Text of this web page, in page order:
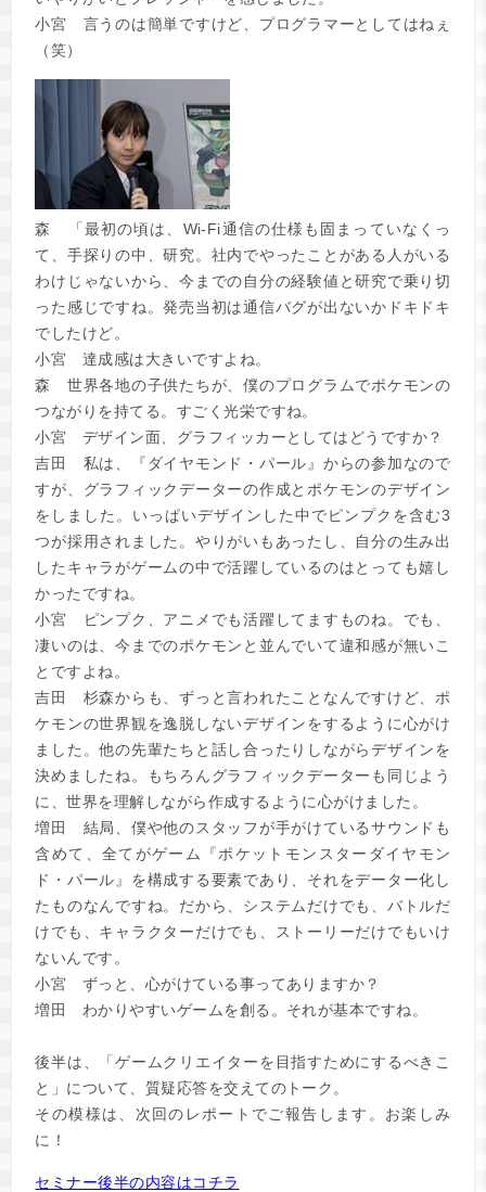
小宮 言うのは簡単ですけど、プログラマーとしてはねぇ
（笑）
森
「最初の頃は、Wi-Fi通信の仕様も固まっていなくっ
て、手探りの中、研究。社内でやったことがある人がいる
わけじゃないから、今までの自分の経験値と研究で乗り切
った感じですね。発売当初は通信バグが出ないかドキドキ
でしたけど。
小宮 達成感は大きいですよね。
森 世界各地の子供たちが、僕のプログラムでポケモンの
つながりを持てる。すごく光栄ですね。
小宮 デザイン面、グラフィッカーとしてはどうですか？
吉田 私は、『ダイヤモンド・パール』からの参加なので
すが、グラフィックデーターの作成とポケモンのデザイン
をしました。いっぱいデザインした中でピンプクを含む3
つが採用されました。やりがいもあったし、自分の生み出
したキャラがゲームの中で活躍しているのはとっても嬉し
かったですね。
小宮
ピンプク、アニメでも活躍してますものね。でも、
凄いのは、今までのポケモンと並んでいて違和感が無いこ
とですよね。
吉田 杉森からも、ずっと言われたことなんですけど、ポ
ケモンの世界観を逸脱しないデザインをするように心がけ
ました。他の先輩たちと話し合ったりしながらデザインを
決めましたね。もちろんグラフィックデーターも同じよう
に、世界を理解しながら作成するように心がけました。
増田 結局、僕や他のスタッフが手がけているサウンドも
含めて、全てがゲーム『ポケットモンスターダイヤモン
ド・パール』を構成する要素であり、それをデーター化し
たものなんですね。だから、システムだけでも、バトルだ
けでも、キャラクターだけでも、ストーリーだけでもいけ
ないんです。
小宮 ずっと、心がけている事ってありますか？
増田 わかりやすいゲームを創る。それが基本ですね。
後半は、「ゲームクリエイターを目指すためにするべきこ
と」について、質疑応答を交えてのトーク。
その模様は、次回のレポートでご報告します。お楽しみ
に！
セミナー後半の内容はコチラ